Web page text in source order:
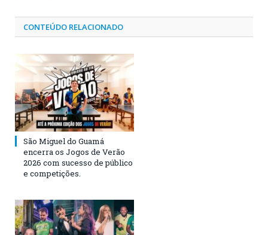
CONTEÚDO RELACIONADO
São Miguel do Guamá
encerra os Jogos de Verão
2026 com sucesso de público
e competições.